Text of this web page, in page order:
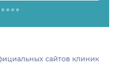
сайтов клиник